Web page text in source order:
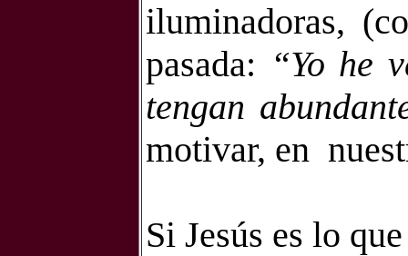
iluminadoras,
pasada: “Yo he
tengan
motivar, en
Si Jesús es lo